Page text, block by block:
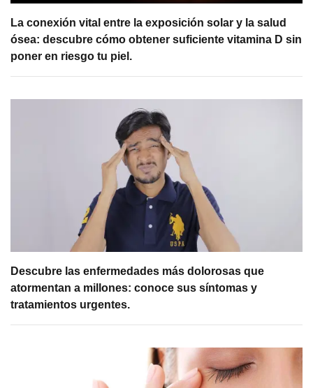
La conexión vital entre la exposición solar y la salud
ósea: descubre cómo obtener suficiente vitamina D sin
poner en riesgo tu piel.
Descubre las enfermedades más dolorosas que
atormentan a millones: conoce sus síntomas y
tratamientos urgentes.